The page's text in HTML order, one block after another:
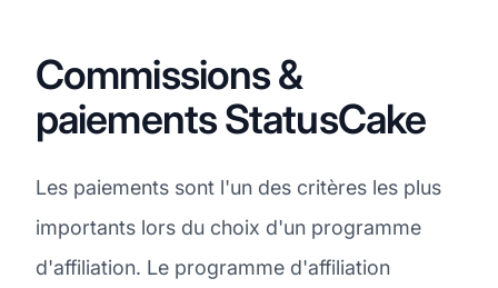
Commissions &
paiements StatusCake
Les paiements sont l'un des critères les plus
importants lors du choix d'un programme
d'affiliation. Le programme d'affiliation